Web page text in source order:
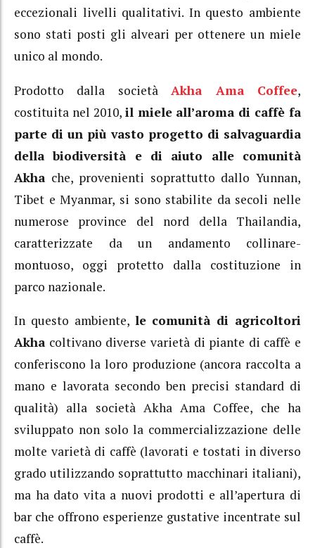
eccezionali livelli qualitativi. In questo ambiente
sono stati posti gli alveari per ottenere un miele
unico al mondo.
Prodotto dalla societàAkha Ama Coffee,
costituita nel 2010, il miele all’aroma di caffè fa
parte di un più vasto progetto di salvaguardia
della biodiversità e di aiuto alle comunità
Akha che, provenienti soprattutto dallo Yunnan,
Tibet e Myanmar, si sono stabilite da secoli nelle
numerose province del nord della Thailandia,
caratterizzate da un andamento collinare-
montuoso, oggi protetto dalla costituzione in
parco nazionale.
In questo ambiente, le comunità di agricoltori
Akha coltivano diverse varietà di piante di caffè e
conferiscono la loro produzione (ancora raccolta a
mano e lavorata secondo ben precisi standard di
qualità) alla società Akha Ama Coffee, che ha
sviluppato non solo la commercializzazione delle
molte varietà di caffè (lavorati e tostati in diverso
grado utilizzando soprattutto macchinari italiani),
ma ha dato vita a nuovi prodotti e all’apertura di
bar che offrono esperienze gustative incentrate sul
caffè.